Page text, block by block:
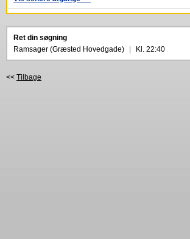
Ret din søgning
Ramsager (Græsted Hovedgade)
Kl. 22:40
<< Tilbage